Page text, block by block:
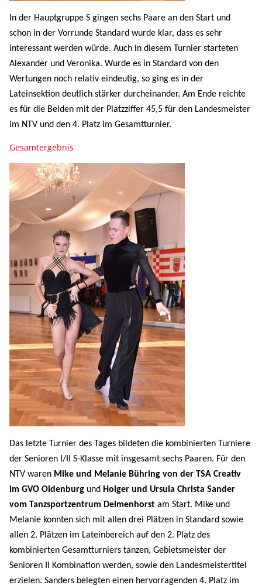
Wertungen noch relativ eindeutig, so ging es in der
Lateinsektion deutlich stärker durcheinander. Am Ende reichte
es für die Beiden mit der Platzziffer 45,5 für den Landesmeister
im NTV und den 4. Platz im Gesamtturnier.
Gesamtergebnis
Das letzte Turnier des Tages bildeten die kombinierten Turniere
der Senioren I/II S-Klasse mit insgesamt sechs Paaren. Für den
NTV warenMike und Melanie Bühring von der TSA Creativ
vom Tanzsportzentrum Delmenhorstam Start. Mike und
Melanie konnten sich mit allen drei Plätzen in Standard sowie
allen 2. Plätzen im Lateinbereich auf den 2. Platz des
kombinierten Gesamtturniers tanzen, Gebietsmeister der
Senioren II Kombination werden, sowie den Landesmeistertitel
erzielen. Sanders belegten einen hervorragenden 4. Platz im
Gesamtturnier und konnten sich damit über den 2. Platz bei den
Senioren II und den Vizelandesmeister freuen.
Gesamtergebnis